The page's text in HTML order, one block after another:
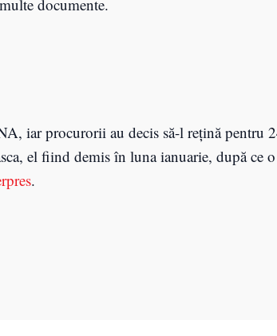
documente.
iar procurorii au decis să-l reţină pentru
el fiind demis în luna ianuarie, după ce o
.